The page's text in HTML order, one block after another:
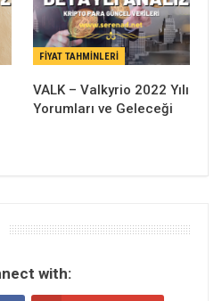
FIYAT TAHMINLERI
VALK – Valkyrio 2022 Yılı
Yorumları ve Geleceği
with: